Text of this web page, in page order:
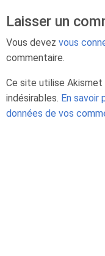
Laisser un
Vous devez vous
commentaire.
Ce site utilise Akismet
indésirables. En savoir
données de vos